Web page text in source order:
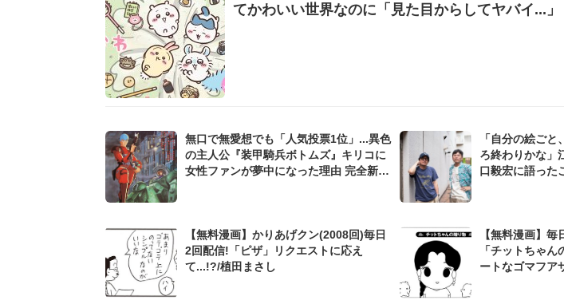
てかわいい世界なのに「見た目からしてヤバイ...」
無口で無愛想でも「人気投票1位」...異色
の主人公『装甲騎兵ボトムズ』キリコに
女性ファンが夢中になった理由 完全新作
「自分の絵ご
ろ終わりかな」
口毅宏に語った
【無料漫画】かりあげクン(2008回)毎日
2回配信!「ピザ」リクエストに応え
て...!?/植田まさし
【無料漫画】
「チットちゃ
ートなゴマフア